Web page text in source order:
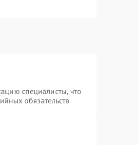
специалисты, что
обязательств